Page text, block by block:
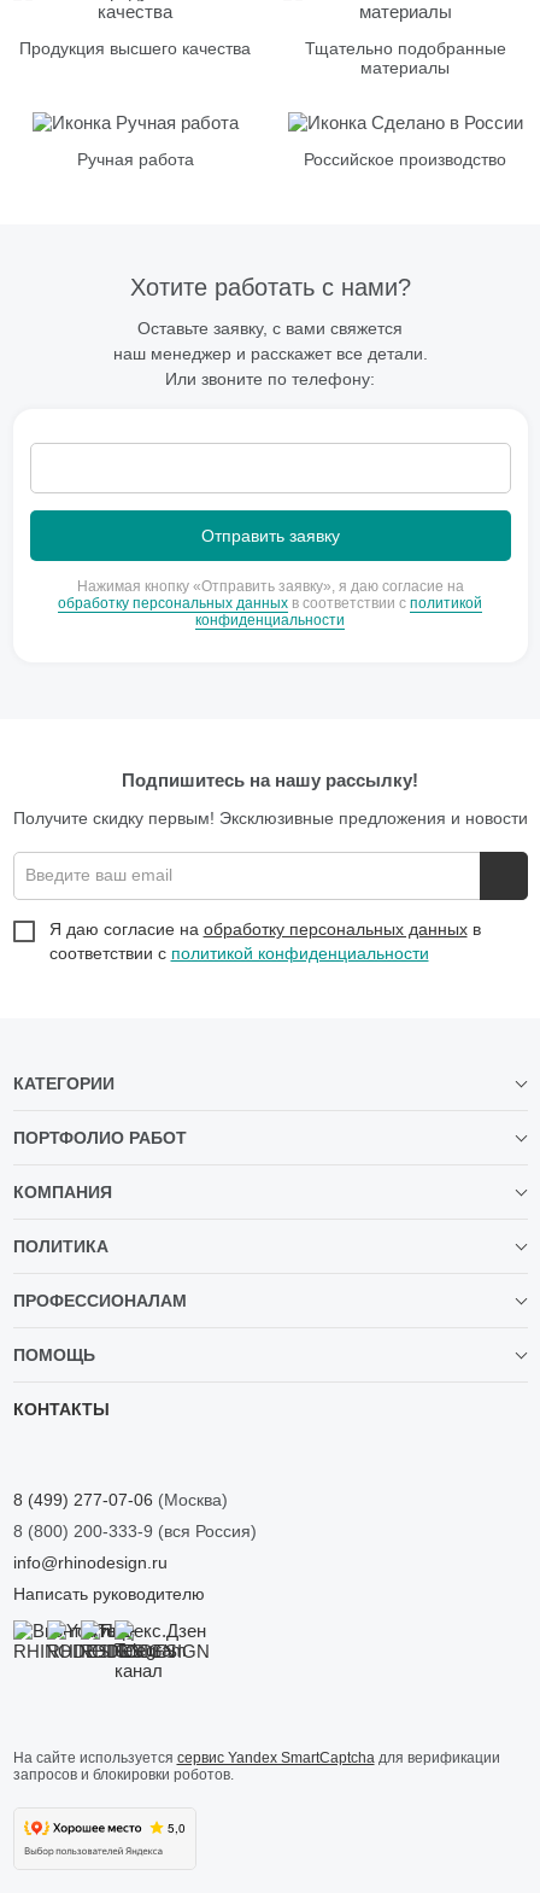
Продукция высшего качества
Тщательно подобранные
материалы
Ручная работа Российское производство
Хотите работать с нами?
Оставьте заявку, с вами свяжется
наш менеджер и расскажет все детали.
Или звоните по телефону:
Нажимая кнопку «Отправить заявку», я даю согласие на
обработку персональных данных в соответствии с политикой
конфиденциальности
Подпишитесь на нашу рассылку!
Получите скидку первым! Эксклюзивные предложения и новости
Введите ваш email
Я даю согласие на обработку персональных данныхв
соответствии с политикой конфиденциальности
КАТЕГОРИИ
ПОРТФОЛИО РАБОТ
КОМПАНИЯ
ПОЛИТИКА
ПРОФЕССИОНАЛАМ
ПОМОЩЬ
КОНТАКТЫ
8 (499) 277-07-06 (Москва)
8 (800) 200-333-9 (вся Россия)
info@rhinodesign.ru
Написать руководителю
На сайте используется сервис Yandex SmartCaptchaдля верификации
запросов и блокировки роботов.